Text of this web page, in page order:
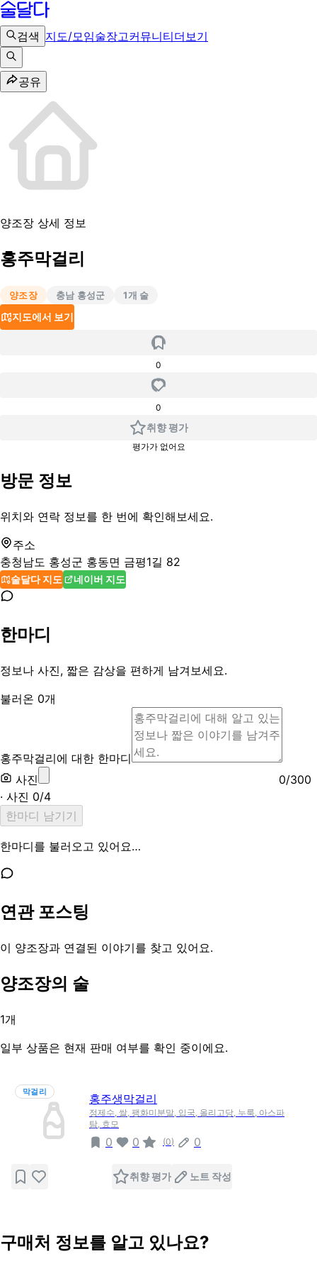
검색 지도/모임술장고커뮤니티더보기
공유
양조장 상세 정보
홍주막걸리
양조장 충남 홍성군 1개 술
지도에서 보기
0
0
취향 평가
평가가 없어요
방문 정보
위치와 연락 정보를 한 번에 확인해보세요.
주소
충청남도 홍성군 홍동면 금평1길 82
술달다 지도 네이버 지도
한마디
정보나 사진, 짧은 감상을 편하게 남겨보세요.
불러온 0개
홍주막걸리에 대한 한마디
사진
0/300
· 사진 0/4
한마디 남기기
한마디를 불러오고 있어요…
연관 포스팅
이 양조장과 연결된 이야기를 찾고 있어요.
양조장의 술
1개
일부 상품은 현재 판매 여부를 확인 중이에요.
막걸리
홍주생막걸리
정제수, 쌀, 팽화미분말, 입국, 올리고당, 누룩, 아스파
탐, 효모
0 0 (0) 0
취향 평가 노트 작성
구매처 정보를 알고 있나요?